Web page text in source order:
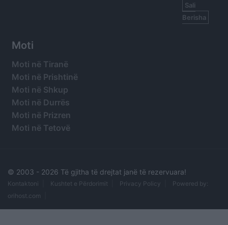
Sali
Berisha
Moti
Moti në Tiranë
Moti në Prishtinë
Moti në Shkup
Moti në Durrës
Moti në Prizren
Moti në Tetovë
© 2003 - 2026 Të gjitha të drejtat janë të rezervuara!
Kontaktoni Kushtet e Përdorimit Privacy Policy
Powered by:
orihost.com